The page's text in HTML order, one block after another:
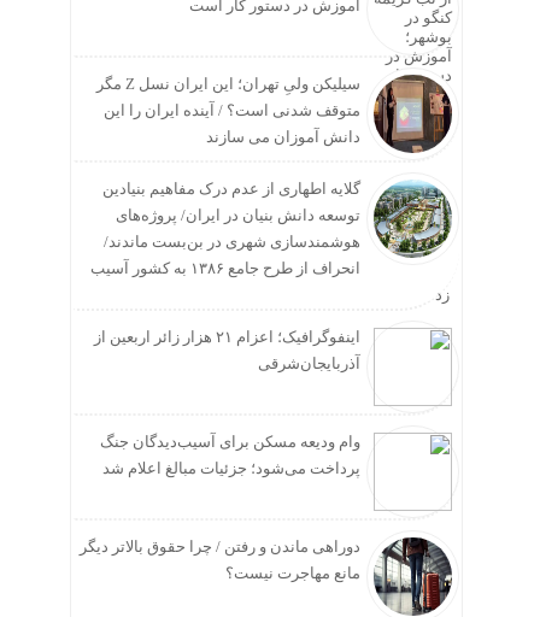
آموزش در دستور کار است
سیلیکن ولیِ تهران؛ این ایران نسل Z مگر
متوقف شدنی است؟ / آینده ایران را این
دانش آموزان می سازند
گلایه اطهاری از عدم درک مفاهیم بنیادین
توسعه دانش بنیان در ایران/ پروژه‌های
هوشمندسازی شهری در بن‌بست ماندند/
انحراف از طرح جامع ۱۳۸۶ به کشور آسیب
زد
اینفوگرافیک؛ اعزام ۲۱ هزار زائر اربعین از
آذربایجان‌شرقی
وام ودیعه مسکن برای آسیب‌دیدگان جنگ
پرداخت می‌شود؛ جزئیات مبالغ اعلام شد
دوراهی ماندن و رفتن / چرا حقوق بالاتر دیگر
مانع مهاجرت نیست؟